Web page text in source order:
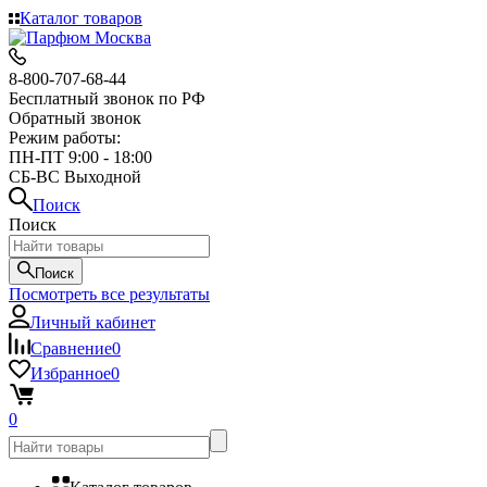
Каталог товаров
8-800-707-68-44
Бесплатный звонок по РФ
Обратный звонок
Режим работы:
ПН-ПТ 9:00 - 18:00
СБ-ВС Выходной
Поиск
Поиск
Поиск
Посмотреть все результаты
Личный кабинет
Сравнение0
Избранное0
0